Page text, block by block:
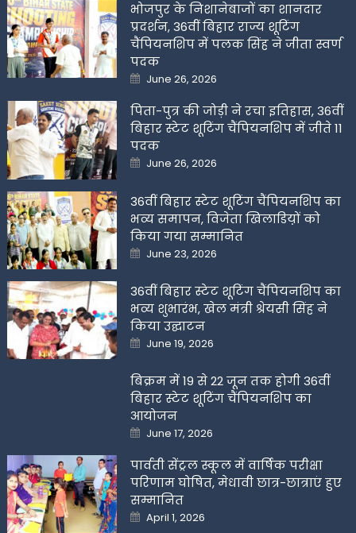
भोजपुर के निशानेबाजों का शानदार
प्रदर्शन, 36वीं बिहार राज्य शूटिंग
चैंपियनशिप में पलक सिंह ने जीता स्वर्ण
पदक
Posted
on
June 26, 2026
पिता-पुत्र की जोड़ी ने रचा इतिहास, 36वीं
बिहार स्टेट शूटिंग चैंपियनशिप में जीते 11
पदक
Posted
on
June 26, 2026
36वीं बिहार स्टेट शूटिंग चैंपियनशिप का
भव्य समापन, विजेता खिलाडिय़ों को
किया गया सम्मानित
Posted
on
June 23, 2026
36वीं बिहार स्टेट शूटिंग चैंपियनशिप का
भव्य शुभारंभ, खेल मंत्री श्रेयसी सिंह ने
किया उद्घाटन
Posted
on
June 19, 2026
बिक्रम में 19 से 22 जून तक होगी 36वीं
बिहार स्टेट शूटिंग चैंपियनशिप का
आयोजन
Posted
on
June 17, 2026
पार्वती सेंट्रल स्कूल में वार्षिक परीक्षा
परिणाम घोषित, मेधावी छात्र-छात्राएं हुए
सम्मानित
Posted
on
April 1, 2026